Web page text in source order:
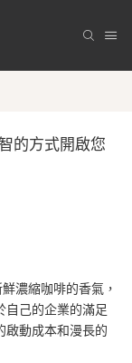
智的方式開啟您
濃縮咖啡的香氣，
自己的企業的滿足
啟動成本和漫長的